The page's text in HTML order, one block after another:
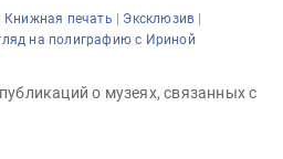
Книжная печать | Эксклюзив |
на полиграфию с Ириной
о музеях, связанных с